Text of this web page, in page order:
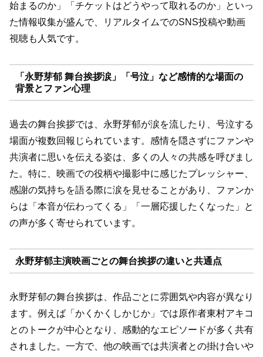
始まるのか」「チケットはどうやって取れるのか」といっ
た情報収集が盛んで、リアルタイムでのSNS投稿や動画
視聴も人気です。
「永野芽郁 舞台挨拶涙」「号泣」など感情的な場面の
背景とファン心理
過去の舞台挨拶では、永野芽郁が涙を流したり、号泣する
場面が複数回報じられています。感情を隠さずにファンや
共演者に思いを伝える姿は、多くの人々の共感を呼びまし
た。特に、映画での役柄や撮影中に感じたプレッシャー、
感謝の気持ちを語る際に涙を見せることがあり、ファンか
らは「本音が伝わってくる」「一層応援したくなった」と
の声が多く寄せられています。
永野芽郁主演映画ごとの舞台挨拶の違いと共通点
永野芽郁の舞台挨拶は、作品ごとに雰囲気や内容が異なり
ます。例えば「かくかくしかじか」では原作者東村アキコ
とのトークが中心となり、感動的なエピソードが多く共有
されました。一方で、他の映画では共演者との掛け合いや